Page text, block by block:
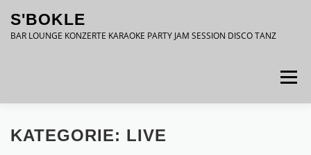
Inhalt
springen
S'BOKLE
BAR LOUNGE KONZERTE KARAOKE PARTY JAM SESSION DISCO TANZ
Menü
DATENSCHUTZ IMPRESSUM
KATEGORIE: LIVE